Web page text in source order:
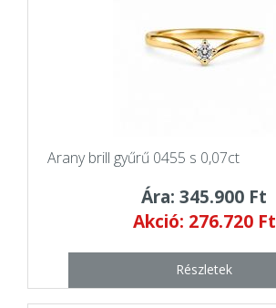
Arany brill gyűrű 0455 s 0,07ct
Ára: 345.900 Ft
Akció: 276.720 Ft
Részletek